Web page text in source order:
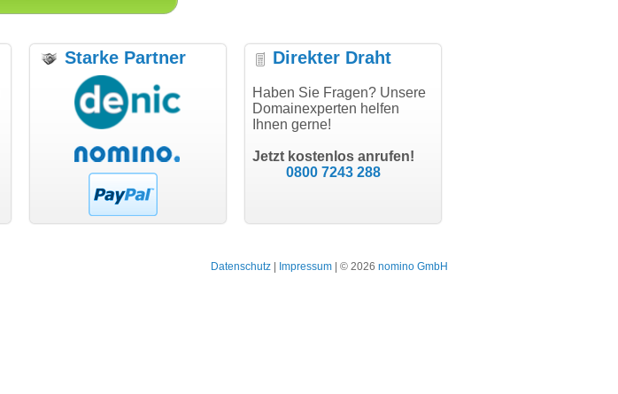
"Ich bin dankbar, meine
Wunschdomain gefunden zu
haben. Die Domain passt für
hundertprozentig."
Janina Köck
Leben im Einklang
leben-im-einklang.de
"Super Abwicklung, vielen
modern software GbR
Landau an der Isar
"Vielen Dank für den
Starke Partner Direkter Draht
Haben Sie Fragen? Unsere
Domainexperten helfen
Ihnen gerne!
Jetzt kostenlos anrufen!
0800 7243 288
Datenschutz Impressum | © 2026 nomino GmbH